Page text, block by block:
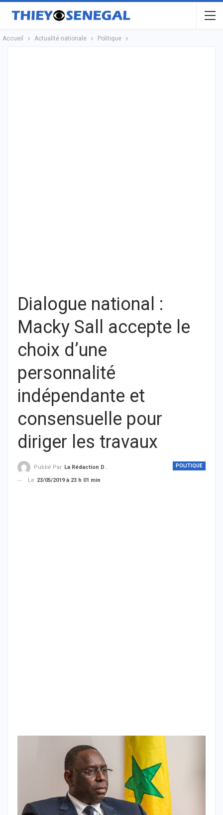
Accueil Actualité nationale Politique
Dialogue national :
Macky Sall accepte le
choix d’une
personnalité
indépendante et
consensuelle pour
diriger les travaux
POLITIQUE
Publié Par La Rédaction De THIEYSENEGAL.com
Le 23/05/2019 à 23 h 01 min